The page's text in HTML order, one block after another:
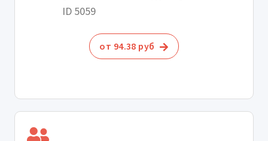
ID 5059
от 94.38 руб